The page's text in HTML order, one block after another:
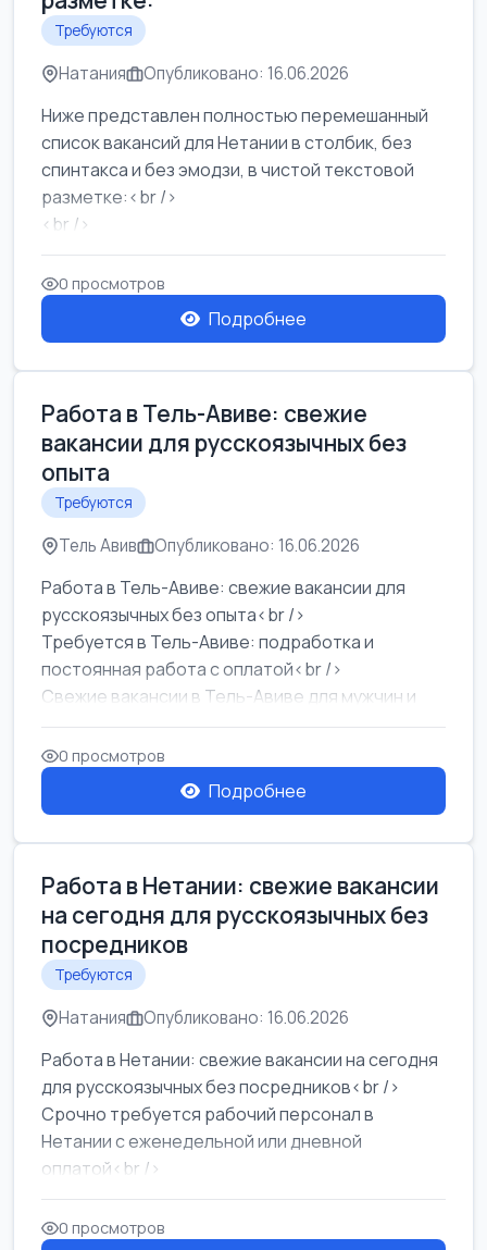
Требуются
Натания Опубликовано: 16.06.2026
Ниже представлен полностью перемешанный
список вакансий для Нетании в столбик, без
спинтакса и без эмодзи, в чистой текстовой
разметке:<br />
<br />
Работа в Нетании на мебельном производстве:
требу...
0 просмотров
Подробнее
Работа в Тель-Авиве: свежие
вакансии для русскоязычных без
опыта
Требуются
Тель Авив Опубликовано: 16.06.2026
Работа в Тель-Авиве: свежие вакансии для
русскоязычных без опыта<br />
Требуется в Тель-Авиве: подработка и
постоянная работа с оплатой<br />
Свежие вакансии в Тель-Авиве для мужчин и
женщин от хозя...
0 просмотров
Подробнее
Работа в Нетании: свежие вакансии
на сегодня для русскоязычных без
посредников
Требуются
Натания Опубликовано: 16.06.2026
Работа в Нетании: свежие вакансии на сегодня
для русскоязычных без посредников<br />
Срочно требуется рабочий персонал в
Нетании с еженедельной или дневной
оплатой<br />
Свежие вакансии в Нетании дл...
0 просмотров